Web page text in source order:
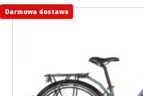
Ten
wariantów.
Darmowa dostawa